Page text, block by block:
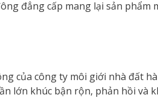
đẳng cấp mang lại sản
của công ty môi giới nhà đất
lớn khúc bận rộn, phản hồi và